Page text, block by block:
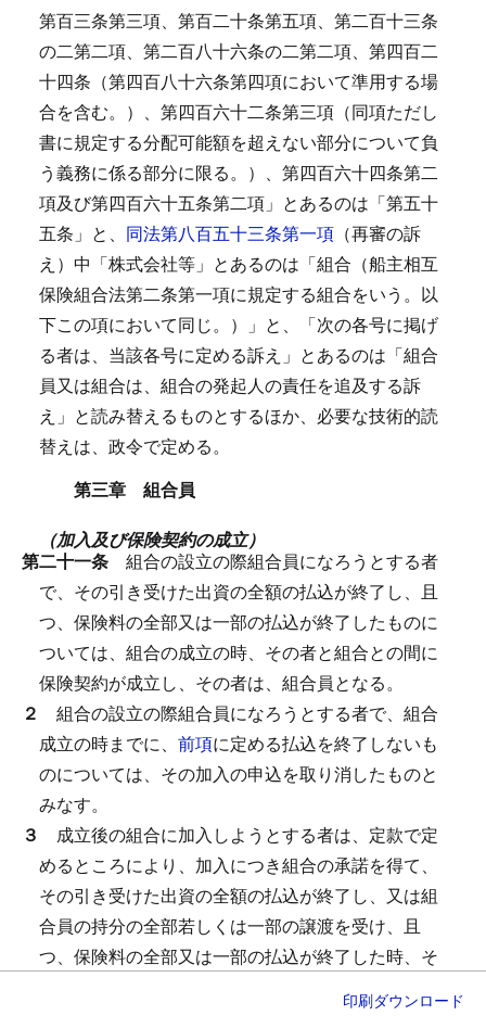
第百三条第三項、第百二十条第五項、第二百十三条
の二第二項、第二百八十六条の二第二項、第四百二
十四条（第四百八十六条第四項において準用する場
合を含む。）、第四百六十二条第三項（同項ただし
書に規定する分配可能額を超えない部分について負
う義務に係る部分に限る。）、第四百六十四条第二
項及び第四百六十五条第二項」とあるのは「第五十
五条」と、 同法第八百五十三条第一項 （再審の訴
え）中「株式会社等」とあるのは「組合（船主相互
保険組合法第二条第一項に規定する組合をいう。以
下この項において同じ。）」と、「次の各号に掲げ
る者は、当該各号に定める訴え」とあるのは「組合
員又は組合は、組合の発起人の責任を追及する訴
え」と読み替えるものとするほか、必要な技術的読
替えは、政令で定める。
第三章 組合員
（加入及び保険契約の成立）
第二十一条 組合の設立の際組合員になろうとする者
で、その引き受けた出資の全額の払込が終了し、且
つ、保険料の全部又は一部の払込が終了したものに
ついては、組合の成立の時、その者と組合との間に
保険契約が成立し、その者は、組合員となる。
２ 組合の設立の際組合員になろうとする者で、組合
成立の時までに、 前項に定める払込を終了しないも
のについては、その加入の申込を取り消したものと
みなす。
３ 成立後の組合に加入しようとする者は、定款で定
めるところにより、加入につき組合の承諾を得て、
その引き受けた出資の全額の払込が終了し、又は組
合員の持分の全部若しくは一部の譲渡を受け、且
つ、保険料の全部又は一部の払込が終了した時、そ
印刷ダウンロード